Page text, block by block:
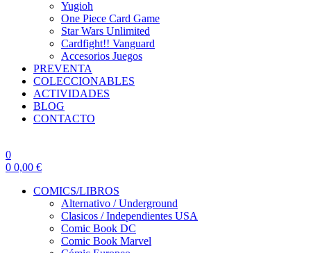
Yugioh
One Piece Card Game
Star Wars Unlimited
Cardfight!! Vanguard
Accesorios Juegos
PREVENTA
COLECCIONABLES
ACTIVIDADES
BLOG
CONTACTO
0
0 0,00 €
COMICS/LIBROS
Alternativo / Underground
Clasicos / Independientes USA
Comic Book DC
Comic Book Marvel